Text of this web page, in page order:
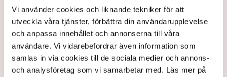
Vi använder cookies och liknande tekniker för att
utveckla våra tjänster, förbättra din användarupplevelse
och anpassa innehållet och annonserna till våra
användare. Vi vidarebefordrar även information som
samlas in via cookies till de sociala medier och annons-
och analysföretag som vi samarbetar med. Läs mer på
tillväxt måste öka. I planen ligger allt från ett bättre
bemötande på lokal nivå till en ny attityd gentemot
lagstiftning från Bryssel. ”Det är slut med det här
elevkårsliknande upplägget där vi implementerar
hårdast och fortast möjligt”, säger
utrikeshandelsminister Benjamin Dousa (M).